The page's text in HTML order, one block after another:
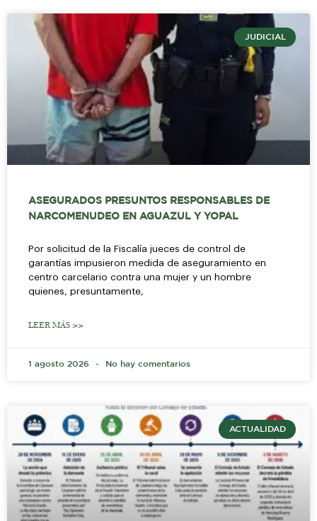
JUDICIAL
ASEGURADOS PRESUNTOS RESPONSABLES DE
NARCOMENUDEO EN AGUAZUL Y YOPAL
Por solicitud de la Fiscalía jueces de control de
garantías impusieron medida de aseguramiento en
centro carcelario contra una mujer y un hombre
quienes, presuntamente,
LEER MÁS >>
1 agosto 2026 No hay comentarios
ACTUALIDAD